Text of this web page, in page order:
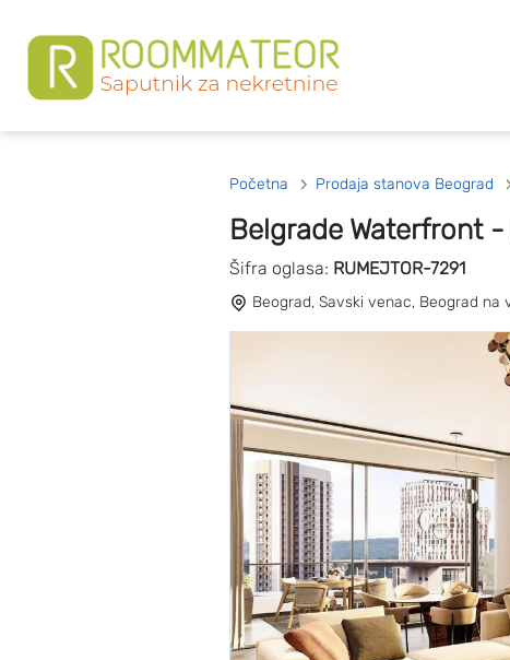
Početna Prodaja stanova Beograd
Belgrade Waterfront
Šifra oglasa: RUMEJTOR-7291
Beograd, Savski venac, Beograd